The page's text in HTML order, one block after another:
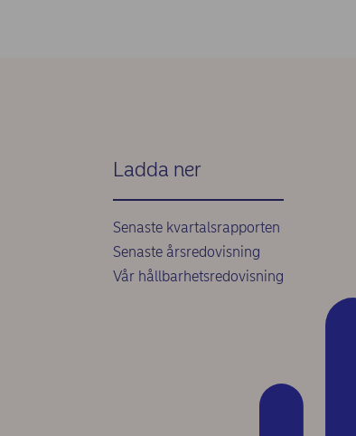
Ladda ner
Senaste kvartalsrapporten
Senaste årsredovisning
Vår hållbarhetsredovisning